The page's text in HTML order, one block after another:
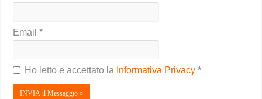
Email*
Ho letto e accettato la Informativa Privacy*